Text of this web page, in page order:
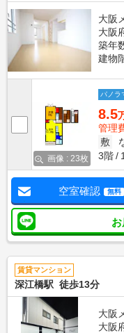
大阪
大阪
築年
建物
画像 : 23枚
パノラ
8.5
管理
敷
3階
空室確認 無料
賃貸マンション
深江橋駅 徒歩13分
大阪
大阪